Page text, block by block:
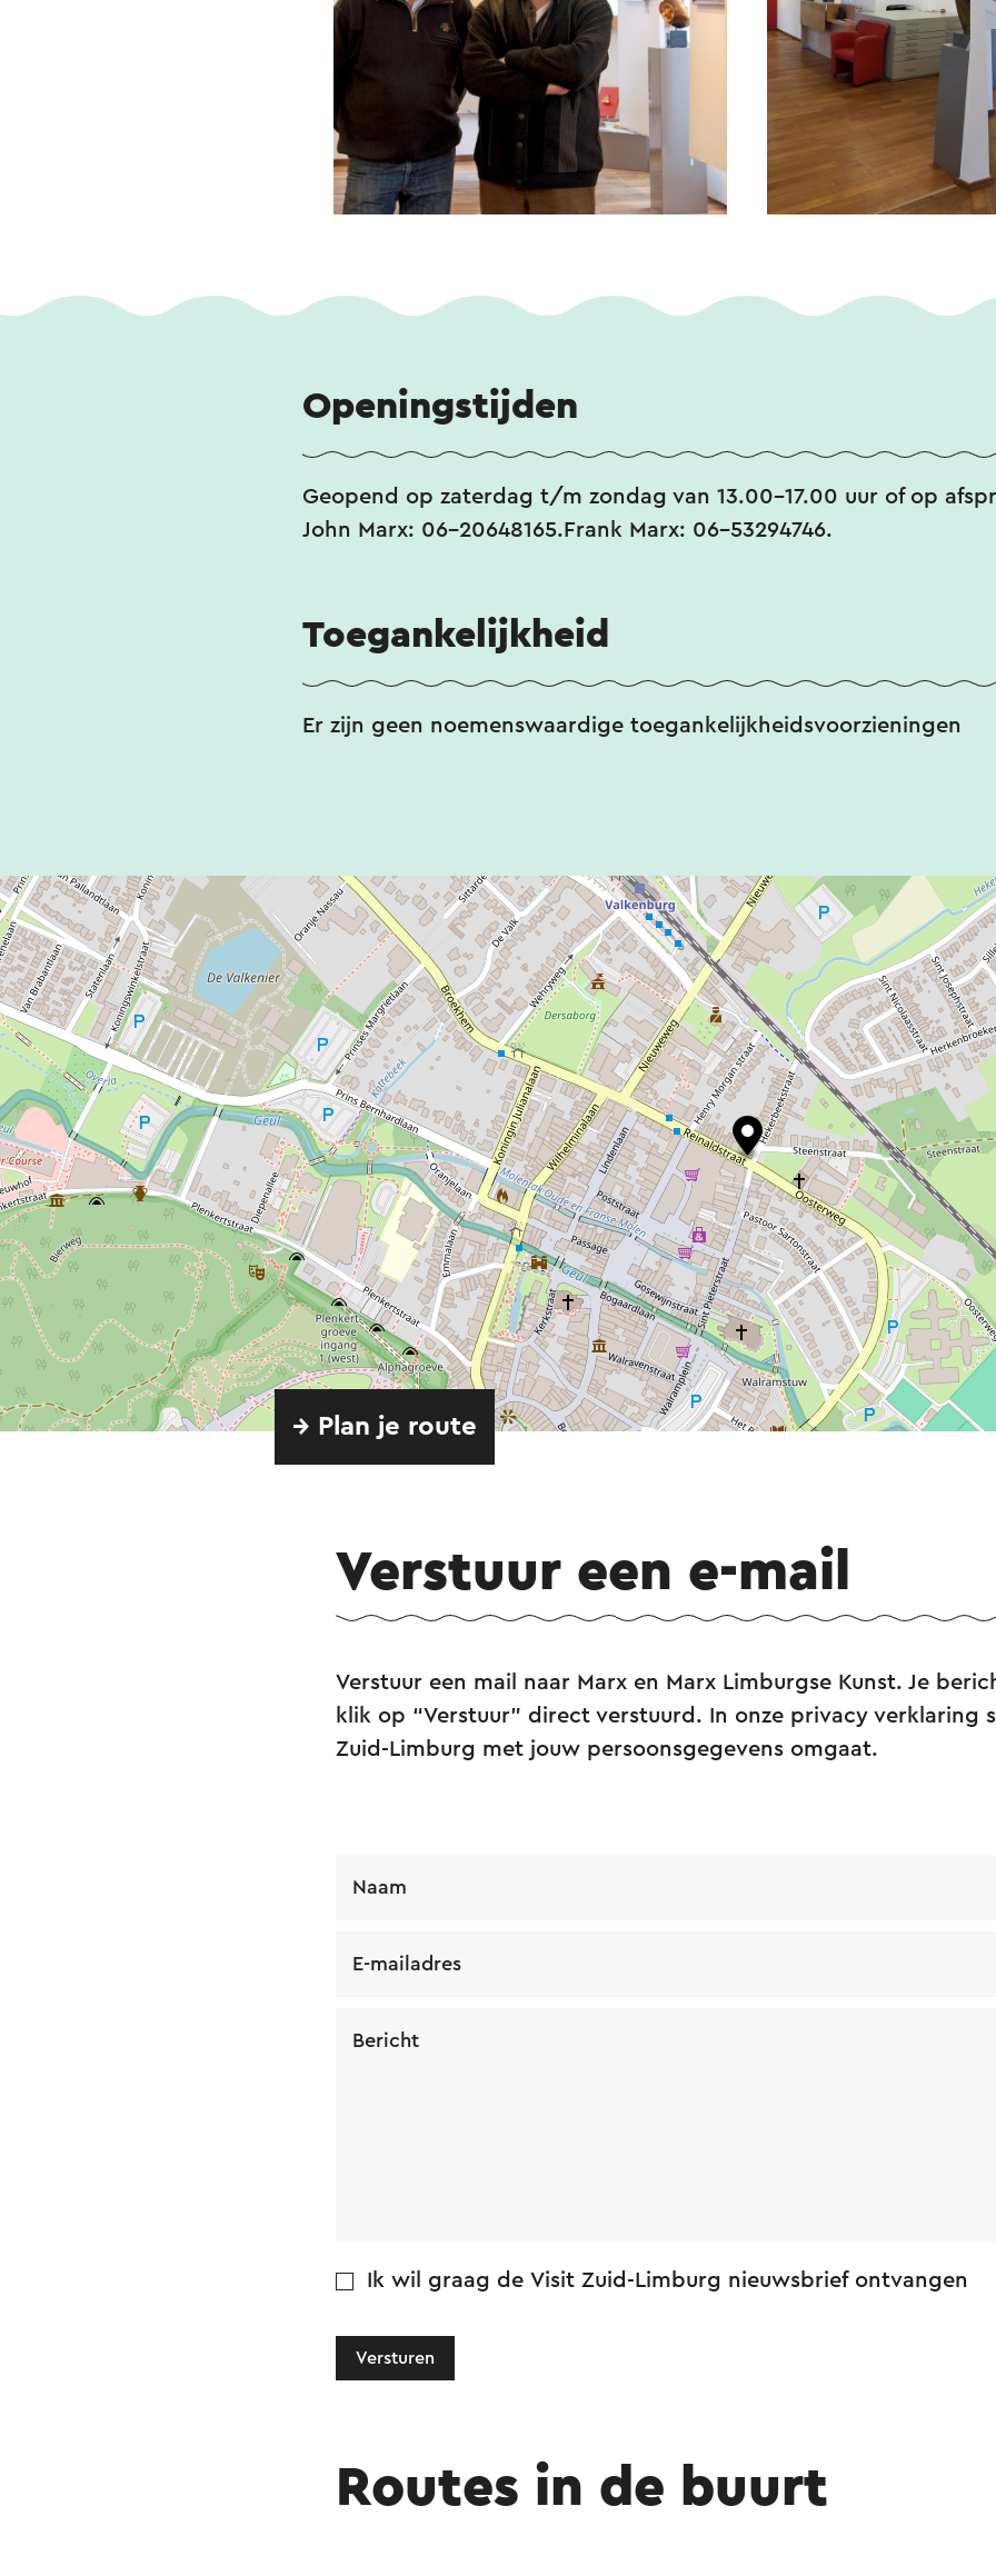
Openingstijden
Geopend op zaterdag t/m zondag van 13.00-17.00 uur of op
John Marx: 06-20648165.Frank Marx: 06-53294746.
Toegankelijkheid
Er zijn geen noemenswaardige toegankelijkheidsvoorzieningen
→ Plan je route
Verstuur een e-mail
Verstuur een mail naar Marx en Marx Limburgse Kunst. Je
klik op “Verstuur” direct verstuurd. In onze privacy verklaring
Zuid-Limburg met jouw persoonsgegevens omgaat.
Naam
E-mailadres
Bericht
Ik wil graag de Visit Zuid-Limburg nieuwsbrief ontvangen
Versturen
Routes in de buurt